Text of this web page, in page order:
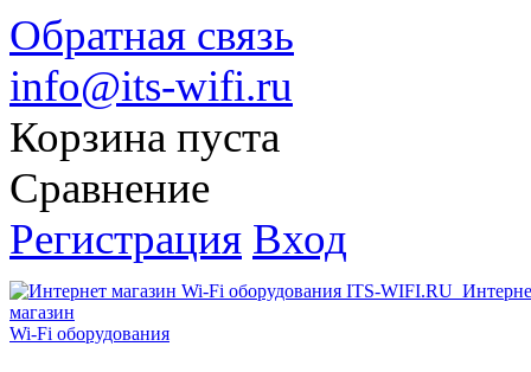
Обратная связь
info@its-wifi.ru
Корзина пуста
Сравнение
Регистрация Вход
магазин
Wi-Fi оборудования